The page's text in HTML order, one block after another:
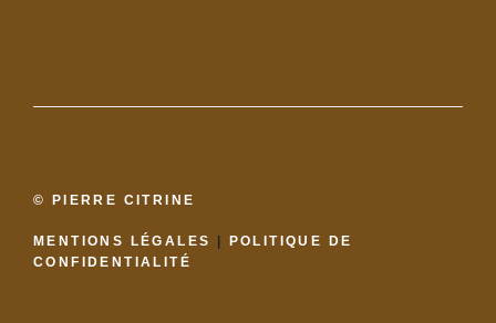
© PIERRE CITRINE
MENTIONS LÉGALES
POLITIQUE DE
CONFIDENTIALITÉ